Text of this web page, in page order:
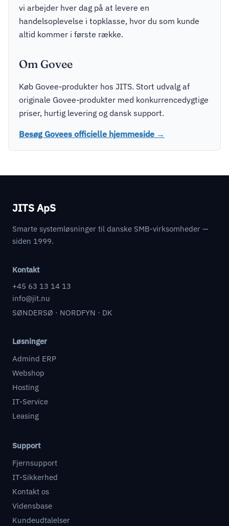
vi arbejder hver dag på at levere en
handelsoplevelse i topklasse, hvor du som kunde
altid kommer i første række.
Om Govee
Køb Govee-produkter hos JITS. Stort udvalg af
originale Govee-produkter med konkurrencedygtige
priser, hurtig levering og dansk support.
Besøg Govees officielle hjemmeside →
JITS ApS
Smarte systemløsninger til danske SMB-virksomheder —
siden 1999.
Kontakt
+45 63 13 14 13
info@jit.nu
SØNDERSØ · NORDFYN · DK
Løsninger
Admind ERP
Webshop
Hosting
IT-Service
Leasing
Support
Fjernsupport
IT-Sikkerhed
Kontakt os
Vidensbase
Kundeudtalelser